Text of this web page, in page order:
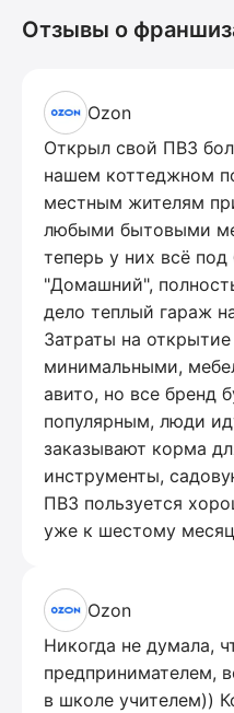
Отзывы о
Ozon
Открыл свой ПВЗ
нашем коттеджном
местным жителям
любыми бытовыми
теперь у них всё
"Домашний",
дело теплый гараж
Затраты на
минимальными,
авито, но все бренд
популярным, люди
заказывают корма
инструменты,
ПВЗ пользуется
уже к шестому
Ozon
Никогда не думала,
предпринимателем,
в школе учителем))